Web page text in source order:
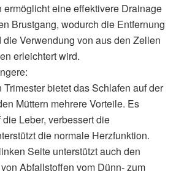
eine effektivere Drainage
Brustgang, wodurch die Entfernung
Verwendung von aus den Zellen
erleichtert wird.
bietet das Schlafen auf der
Müttern mehrere Vorteile. Es
Leber, verbessert die
die normale Herzfunktion.
Seite unterstützt auch den
Abfallstoffen vom Dünn- zum